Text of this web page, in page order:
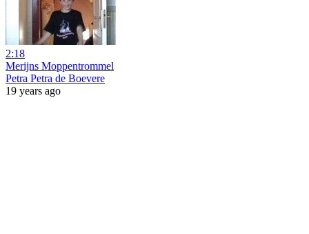
2:18
Merijns Moppentrommel
Petra Petra de Boevere
19 years ago